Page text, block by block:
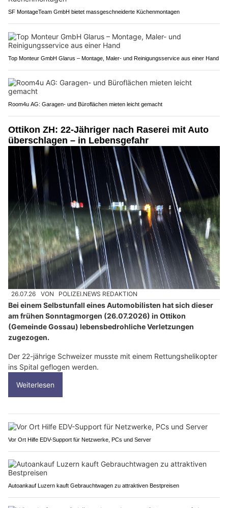
SF MontageTeam GmbH bietet massgeschneiderte Küchenmontagen
Top Monteur GmbH Glarus – Montage, Maler- und Reinigungsservice aus einer Hand
Room4u AG: Garagen- und Büroflächen mieten leicht gemacht
Ottikon ZH: 22-Jähriger nach Raserei mit Auto
überschlagen – in Lebensgefahr
26.07.26 VON POLIZEI.NEWS REDAKTION
Bei einem Selbstunfall eines Automobilisten hat sich dieser
am frühen Sonntagmorgen (26.07.2026) in Ottikon
(Gemeinde Gossau) lebensbedrohliche Verletzungen
zugezogen.
Der 22-jährige Schweizer musste mit einem Rettungshelikopter
ins Spital geflogen werden.
Weiterlesen
Vor Ort Hilfe EDV-Support für Netzwerke, PCs und Server
Autoankauf Luzern kauft Gebrauchtwagen zu attraktiven Bestpreisen